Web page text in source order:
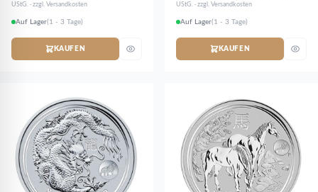
UStG. · zzgl. Versandkosten
Auf Lager(1 - 3 Tage)
KAUFEN
UStG. · zzgl. Versandkosten
Auf Lager(1 - 3 Tage)
KAUFEN